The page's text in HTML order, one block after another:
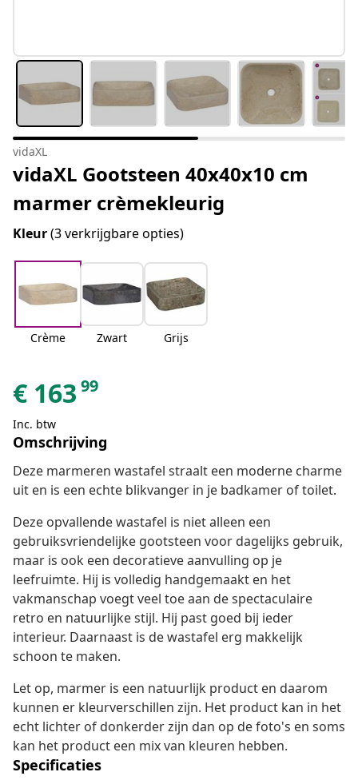
vidaXL
vidaXL Gootsteen 40x40x10 cm
marmer crèmekleurig
Kleur(3 verkrijgbare opties)
Crème Zwart Grijs
€ 163 99
Inc. btw
Omschrijving
Deze marmeren wastafel straalt een moderne charme
uit en is een echte blikvanger in je badkamer of toilet.
Deze opvallende wastafel is niet alleen een
gebruiksvriendelijke gootsteen voor dagelijks gebruik,
maar is ook een decoratieve aanvulling op je
leefruimte. Hij is volledig handgemaakt en het
vakmanschap voegt veel toe aan de spectaculaire
retro en natuurlijke stijl. Hij past goed bij ieder
interieur. Daarnaast is de wastafel erg makkelijk
schoon te maken.
Let op, marmer is een natuurlijk product en daarom
kunnen er kleurverschillen zijn. Het product kan in het
echt lichter of donkerder zijn dan op de foto's en soms
kan het product een mix van kleuren hebben.
Specificaties